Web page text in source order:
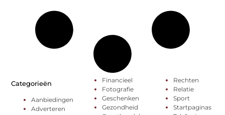
Categorieën
Aanbiedingen
Adverteren
Financieel
Fotografie
Geschenken
Gezondheid
Rechten
Relatie
Sport
Startpaginas